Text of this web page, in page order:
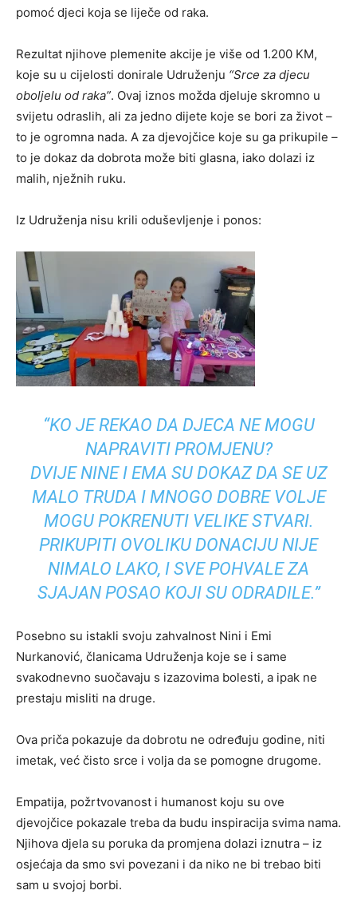
pomoć djeci koja se liječe od raka.
Rezultat njihove plemenite akcije je više od 1.200 KM,
koje su u cijelosti donirale Udruženju “Srce za djecu
oboljelu od raka”. Ovaj iznos možda djeluje skromno u
svijetu odraslih, ali za jedno dijete koje se bori za život –
to je ogromna nada. A za djevojčice koje su ga prikupile –
to je dokaz da dobrota može biti glasna, iako dolazi iz
malih, nježnih ruku.
Iz Udruženja nisu krili oduševljenje i ponos:
“KO JE REKAO DA DJECA NE MOGU
NAPRAVITI PROMJENU?
DVIJE NINE I EMA SU DOKAZ DA SE UZ
MALO TRUDA I MNOGO DOBRE VOLJE
MOGU POKRENUTI VELIKE STVARI.
PRIKUPITI OVOLIKU DONACIJU NIJE
NIMALO LAKO, I SVE POHVALE ZA
SJAJAN POSAO KOJI SU ODRADILE.”
Posebno su istakli svoju zahvalnost Nini i Emi
Nurkanović, članicama Udruženja koje se i same
svakodnevno suočavaju s izazovima bolesti, a ipak ne
prestaju misliti na druge.
Ova priča pokazuje da dobrotu ne određuju godine, niti
imetak, već čisto srce i volja da se pomogne drugome.
Empatija, požrtvovanost i humanost koju su ove
djevojčice pokazale treba da budu inspiracija svima nama.
Njihova djela su poruka da promjena dolazi iznutra – iz
osjećaja da smo svi povezani i da niko ne bi trebao biti
sam u svojoj borbi.